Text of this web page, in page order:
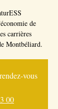
de
carrières
Montbéliard.
vous
00